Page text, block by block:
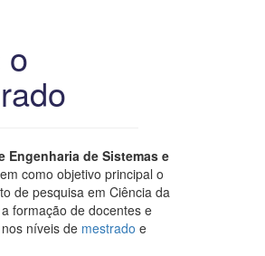
o
Engenharia de Sistemas e
como objetivo principal o
de pesquisa em Ciência da
formação de docentes e
níveis de mestrado e